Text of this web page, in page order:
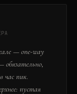
— one-way
обязательно,
час пик.
пустая